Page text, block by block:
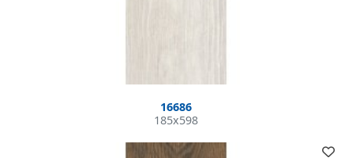
16686
185x598